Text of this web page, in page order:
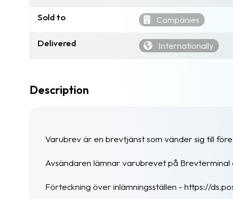
Sold to Companies
Delivered Internationally
Description
Varubrev är en brevtjänst som vänder sig till
Avsändaren lämnar varubrevet på
Förteckning över inlämningsställen - https://